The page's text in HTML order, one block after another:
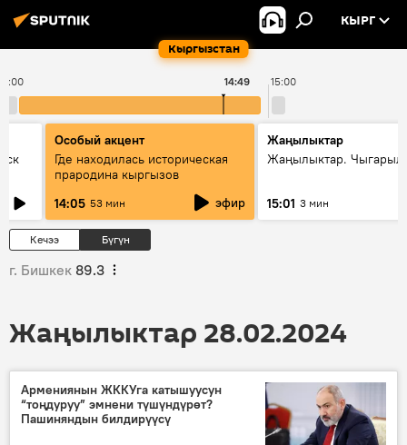
Кыргызстан
КЫРГ
15:00
14:49
Особый акцент
Где находилась историческая
прародина кыргызов
14:05 53 мин эфир
Жаңылыктар
Жаңылыктар.
15:01 3 мин
Кечээ Бүгүн
г. Бишкек 89.3
Жаңылыктар 28.02.2024
Армениянын ЖККУга катышуусун
“тоңдуруу” эмнени түшүндүрөт?
Пашиняндын билдирүүсү